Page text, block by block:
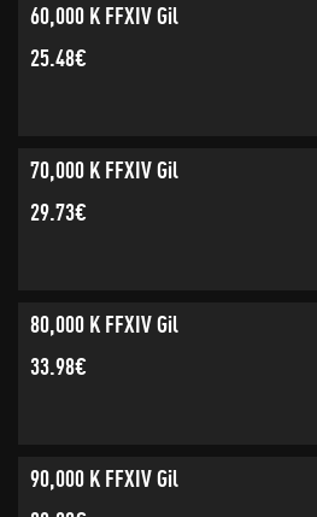
60,000 K FFXIV Gil
25.48€
70,000 K FFXIV Gil
29.73€
80,000 K FFXIV Gil
33.98€
90,000 K FFXIV Gil